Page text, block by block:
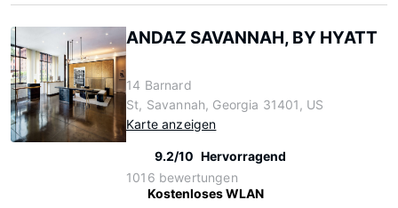
ANDAZ SAVANNAH, BY HYATT
14 Barnard
St, Savannah, Georgia 31401, US
Karte anzeigen
9.2/10 Hervorragend
1016 bewertungen
Kostenloses WLAN